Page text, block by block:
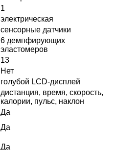
1
электрическая
сенсорные датчики
6 демпфирующих
эластомеров
13
Нет
голубой LCD-дисплей
дистанция, время, скорость,
калории, пульс, наклон
Да
Да
Да